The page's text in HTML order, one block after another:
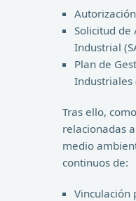
Solicitud de
Industrial
Plan de
Industriales
Tras ello,
relacionadas
medio
continuos de:
Vinculación